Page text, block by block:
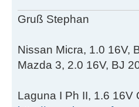
Gruß Stephan
Nissan Micra, 1.0 16V,
Mazda 3, 2.0 16V, BJ
Laguna I Ph II, 1.6 16V